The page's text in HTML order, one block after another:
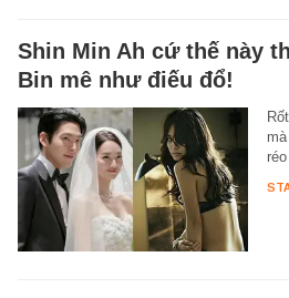
Shin Min Ah cứ thế này
Bin mê như điếu đổ!